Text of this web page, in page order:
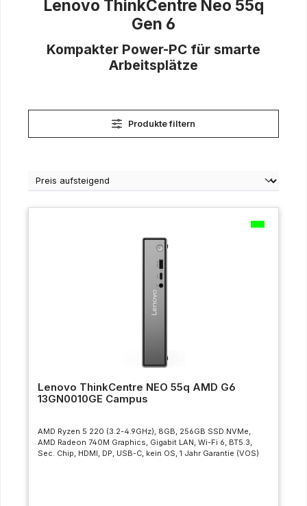
Lenovo ThinkCentre Neo 55q
Gen 6
Kompakter Power-PC für smarte
Arbeitsplätze
Produkte filtern
Lenovo ThinkCentre NEO 55q AMD G6
13GN0010GE Campus
AMD Ryzen 5 220 (3.2-4.9GHz), 8GB, 256GB SSD NVMe,
AMD Radeon 740M Graphics, Gigabit LAN, Wi-Fi 6, BT5.3,
Sec. Chip, HDMI, DP, USB-C, kein OS, 1 Jahr Garantie (VOS)